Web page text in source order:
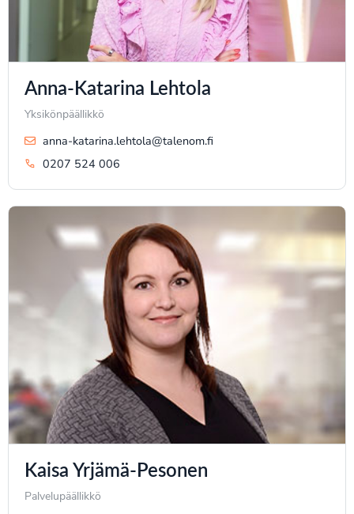
Anna-Katarina Lehtola
Yksikönpäällikkö
anna-katarina.lehtola@talenom.fi
0207 524 006
Kaisa Yrjämä-Pesonen
Palvelupäällikkö